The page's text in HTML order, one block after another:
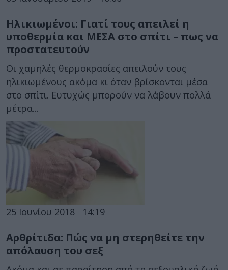
Ηλικιωμένοι: Γιατί τους απειλεί η
υποθερμία και ΜΕΣΑ στο σπίτι – πως να
προστατευτούν
Οι χαμηλές θερμοκρασίες απειλούν τους
ηλικιωμένους ακόμα κι όταν βρίσκονται μέσα
στο σπίτι. Ευτυχώς μπορούν να λάβουν πολλά
μέτρα...
25 Ιουνίου 2018 14:19
Αρθρίτιδα: Πώς να μη στερηθείτε την
απόλαυση του σεξ